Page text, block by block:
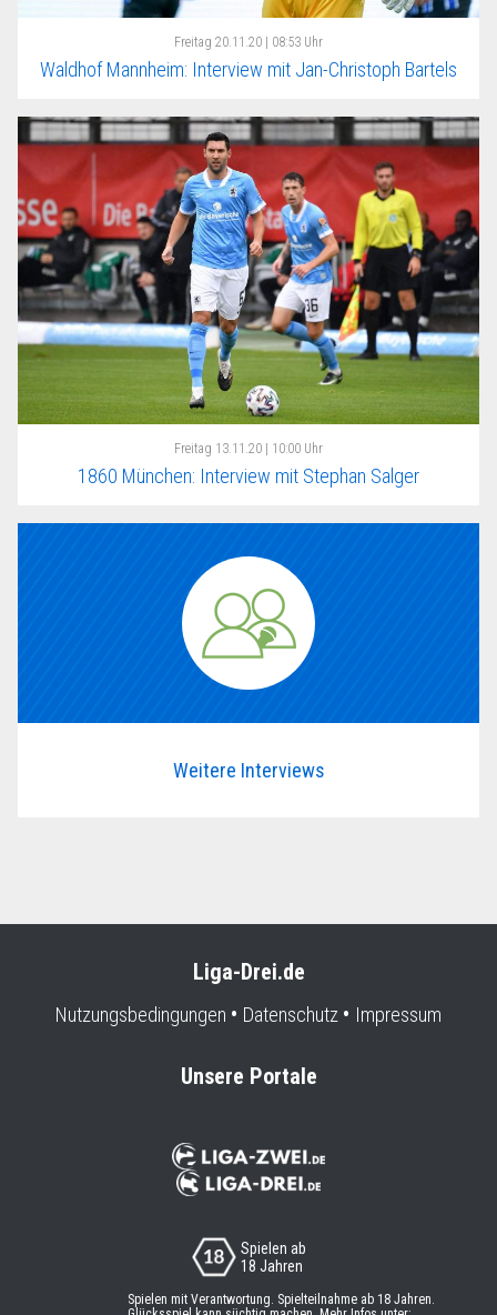
Freitag 20.11.20 | 08:53 Uhr
Waldhof Mannheim: Interview mit Jan-Christoph Bartels
Freitag 13.11.20 | 10:00 Uhr
1860 München: Interview mit Stephan Salger
Weitere Interviews
Liga-Drei.de
Nutzungsbedingungen Datenschutz Impressum
Unsere Portale
Spielen ab
18 Jahren
Spielen mit Verantwortung. Spielteilnahme ab 18 Jahren.